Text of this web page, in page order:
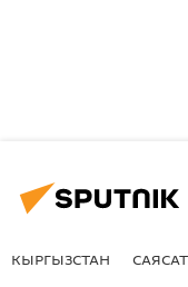
КЫРГЫЗСТАН САЯСАТ